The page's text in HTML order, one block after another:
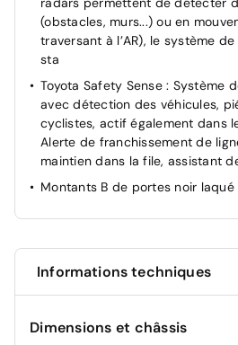
(obstacles, murs...) ou en
traversant à l’AR), le système
sta
Toyota Safety Sense : Système
avec détection des véhicules,
cyclistes, actif également dans
Alerte de franchissement de
maintien dans la file, assistant
Montants B de portes noir laqué
Informations techniques
Dimensions et châssis